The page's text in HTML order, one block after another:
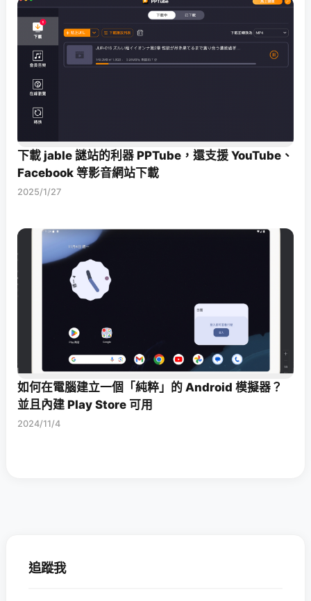
下載 jable 謎站的利器 PPTube，還支援 YouTube、
Facebook 等影音網站下載
2025/1/27
如何在電腦建立一個「純粹」的 Android 模擬器？
並且內建 Play Store 可用
2024/11/4
追蹤我